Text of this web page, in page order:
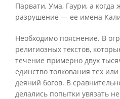
Парвати, Ума, Гаури, а когда
разрушение — ее имена
Необходимо пояснение. В
религиозных текстов,
течение примерно двух
единство толкования тех
деяний богов. В
делались попытки увязать